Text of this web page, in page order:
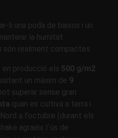
li una poda de baixos i un
la humitat
són realment compactes.
en producció els 500 g/m2
un màxim de 9
superar sense gran
quan es cultiva a terra i
a l'octubre (durant els
agraeix l´ús de